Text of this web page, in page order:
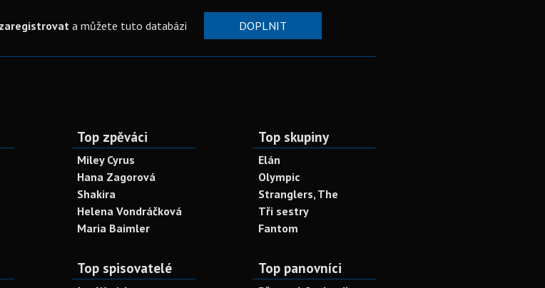
zaregistrovata můžete tuto databázi DOPLNIT
Top zpěváci
Miley Cyrus
Hana Zagorová
Shakira
Helena Vondráčková
Maria Baimler
Top skupiny
Elán
Olympic
Stranglers, The
Tři sestry
Fantom
Top spisovatelé Top panovníci